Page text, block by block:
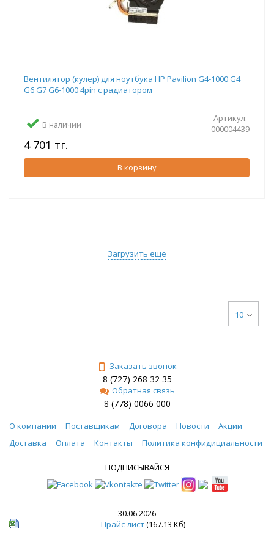
Вентилятор (кулер) для ноутбука HP Pavilion G4-1000 G4
G6 G7 G6-1000 4pin с радиатором
В наличии
Артикул:
000004439
4 701 тг.
В корзину
Загрузить еще
10
Заказать звонок
8 (727) 268 32 35
Обратная связь
8 (778) 0066 000
О компании Поставщикам Договора Новости
Акции
Доставка
Оплата Контакты Политика конфидициальности
ПОДПИСЫВАЙСЯ
30.06.2026
Прайс-лист(167.13 Кб)